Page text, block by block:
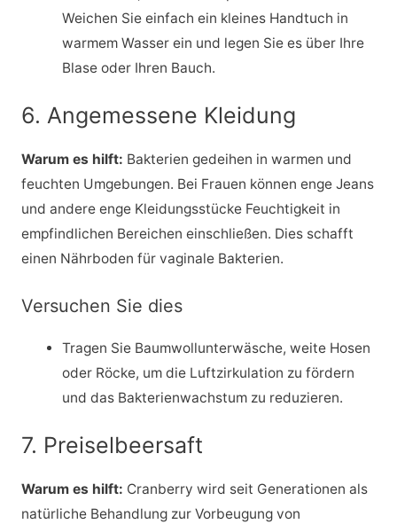
Weichen Sie einfach ein kleines Handtuch in
warmem Wasser ein und legen Sie es über Ihre
Blase oder Ihren Bauch.
6. Angemessene Kleidung
Warum es hilft: Bakterien gedeihen in warmen und
feuchten Umgebungen. Bei Frauen können enge Jeans
und andere enge Kleidungsstücke Feuchtigkeit in
empfindlichen Bereichen einschließen. Dies schafft
einen Nährboden für vaginale Bakterien.
Versuchen Sie dies
Tragen Sie Baumwollunterwäsche, weite Hosen
oder Röcke, um die Luftzirkulation zu fördern
und das Bakterienwachstum zu reduzieren.
7. Preiselbeersaft
Warum es hilft: Cranberry wird seit Generationen als
natürliche Behandlung zur Vorbeugung von